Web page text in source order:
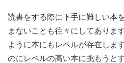
読書をする際に下手に難しい本
まないことも往々にしてありま
ように本にもレベルが存在しま
のにレベルの高い本に挑もうと